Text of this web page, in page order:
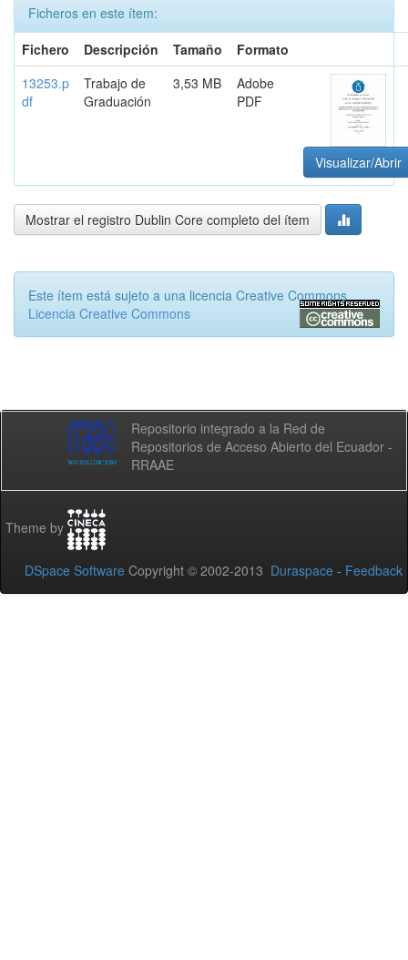
Ficheros en este ítem:
Fichero
Descripción Tamaño
Formato
13253.p
df
Trabajo de
Graduación
3,53 MB
Adobe
PDF
Visualizar/Abrir
Mostrar el registro Dublin Core completo del ítem
Este ítem está sujeto a una licencia Creative Commons
Licencia Creative Commons
Repositorio integrado a la Red de
Repositorios de Acceso Abierto del Ecuador -
RRAAE
Theme by
DSpace Software Copyright © 2002-2013 Duraspace - Feedback